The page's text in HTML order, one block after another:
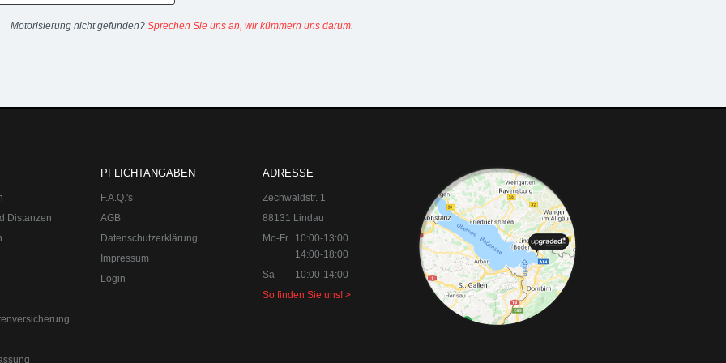
8382-3049491
Motorisierung nicht gefunden? Sprechen Sie uns an, wir kümmern uns darum.
Distanzen
PFLICHTANGABEN
F.A.Q.'s
AGB
Datenschutzerklärung
Impressum
Login
ADRESSE
Zechwaldstr. 1
88131 Lindau
Mo-Fr
10:00-13:00
14:00-18:00
Sa
10:00-14:00
So finden Sie uns! >